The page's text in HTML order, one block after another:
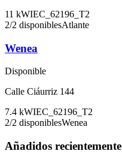
11 kWIEC_62196_T2
2/2 disponiblesAtlante
Wenea
Disponible
Calle Ciáurriz 144
7.4 kWIEC_62196_T2
2/2 disponiblesWenea
Añadidos recientemente